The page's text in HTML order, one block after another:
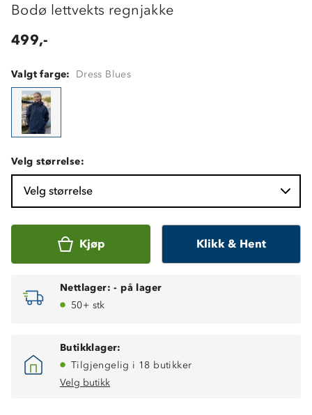
Bodø lettvekts regnjakke
499,-
Valgt farge: Dress Blues
Velg størrelse:
Velg størrelse
Kjøp Klikk & Hent
Nettlager: - på lager
50+ stk
Butikklager:
Tilgjengelig i 18 butikker
Velg butikk